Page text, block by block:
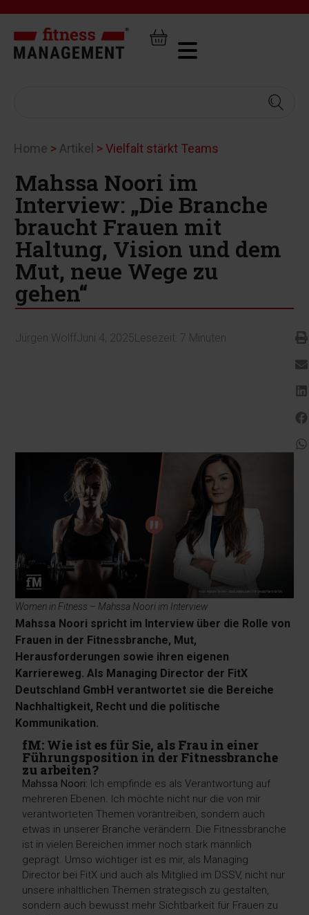
Home > Artikel >Vielfalt stärkt Teams
Mahssa Noori im
Interview: „Die Branche
braucht Frauen mit
Haltung, Vision und dem
Mut, neue Wege zu
gehen“
Jürgen WolffJuni 4, 2025Lesezeit: 7 Minuten
Women in Fitness – Mahssa Noori im Interview
Mahssa Noori spricht im Interview über die Rolle von
Frauen in der Fitnessbranche, Mut,
Herausforderungen sowie ihren eigenen
Karriereweg. Als Managing Director der FitX
Deutschland GmbH verantwortet sie die Bereiche
Nachhaltigkeit, Recht und die politische
Kommunikation.
fM: Wie ist es für Sie, als Frau in einer
Führungsposition in der Fitnessbranche
zu arbeiten?
Mahssa Noori: Ich empfinde es als Verantwortung auf
mehreren Ebenen. Ich möchte nicht nur die von mir
verantworteten Themen vorantreiben, sondern auch
etwas in unserer Branche verändern. Die Fitnessbranche
ist in vielen Bereichen immer noch stark männlich
geprägt. Umso wichtiger ist es mir, als Managing
Director bei FitX und auch als Mitglied im DSSV, nicht nur
unsere inhaltlichen Themen strategisch zu gestalten,
sondern auch bewusst mehr Sichtbarkeit für Frauen zu